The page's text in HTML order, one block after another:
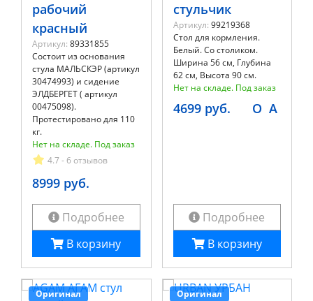
рабочий
красный
Артикул: 89331855
Состоит из основания
стула МАЛЬСКЭР (артикул
30474993) и сидение
ЭЛДБЕРГЕТ ( артикул
00475098).
Протестировано для 110
кг.
Нет на складе. Под заказ
4.7 - 6 отзывов
8999 руб.
Подробнее
В корзину
стульчик
Артикул: 99219368
Стол для кормления.
Белый. Со столиком.
Ширина 56 см, Глубина
62 см, Высота 90 см.
Нет на складе. Под заказ
4699 руб. O A
Подробнее
В корзину
Оригинал Оригинал